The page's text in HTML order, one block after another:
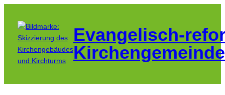
Inhalt
springen
Evangelisch-